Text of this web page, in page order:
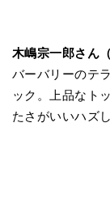
木嶋宗一郎さん
バーバリーのテ
ック。上品なト
たさがいいハズし